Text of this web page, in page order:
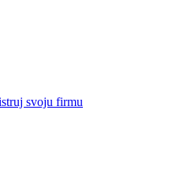
svoju firmu